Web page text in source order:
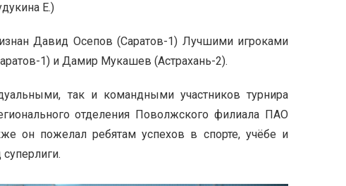
Е.)
Давид Осепов (Саратов-1) Лучшими игроками
1) и Дамир Мукашев (Астрахань-2).
так и командными участников турнира
отделения Поволжского филиала ПАО
он пожелал ребятам успехов в спорте, учёбе и